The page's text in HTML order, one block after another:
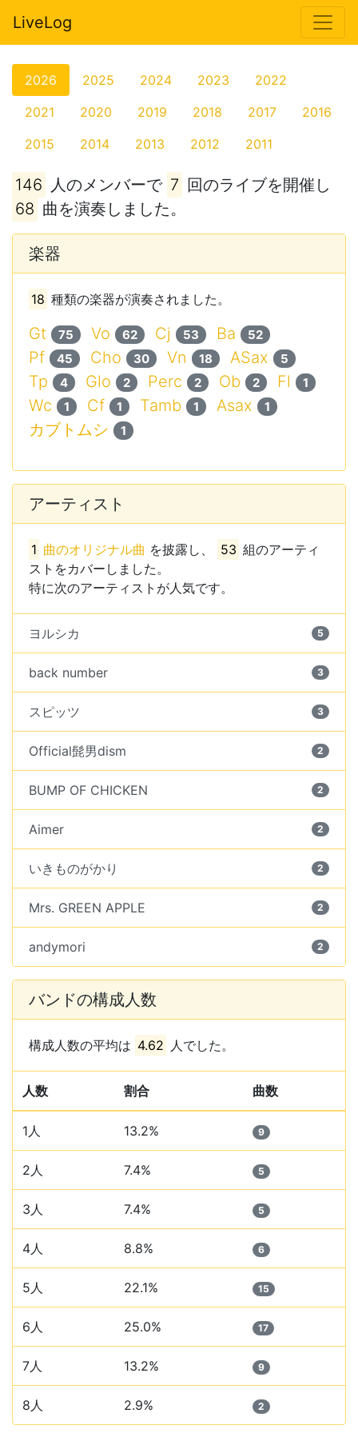
LiveLog
2026 2025 2024 2023
2022
2021
2020 2019 2018 2017
2016
2015
2014 2013 2012 2011
146 人のメンバーで 7 回のライブを開催し
68 曲を演奏しました。
楽器
18 種類の楽器が演奏されました。
Gt 75 Vo 62 Cj 53 Ba 52
Pf 45 Cho 30 Vn 18 ASax 5
Tp 4 Glo 2 Perc 2 Ob 2 Fl 1
Wc 1 Cf 1 Tamb 1 Asax 1
カブトムシ 1
アーティスト
1 曲のオリジナル曲 を披露し、 53 組のアーティ
ストをカバーしました。
特に次のアーティストが人気です。
ヨルシカ 5
back number 3
スピッツ 3
Official髭男dism 2
BUMP OF CHICKEN 2
Aimer 2
いきものがかり 2
Mrs. GREEN APPLE 2
andymori 2
バンドの構成人数
構成人数の平均は 4.62 人でした。
人数 割合 曲数
1人 13.2% 9
2人 7.4% 5
3人 7.4% 5
4人 8.8% 6
5人 22.1% 15
6人 25.0% 17
7人 13.2% 9
8人 2.9% 2